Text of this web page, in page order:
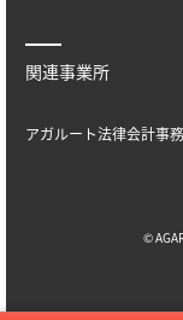
関連事業所
アガルート法律会計事
©